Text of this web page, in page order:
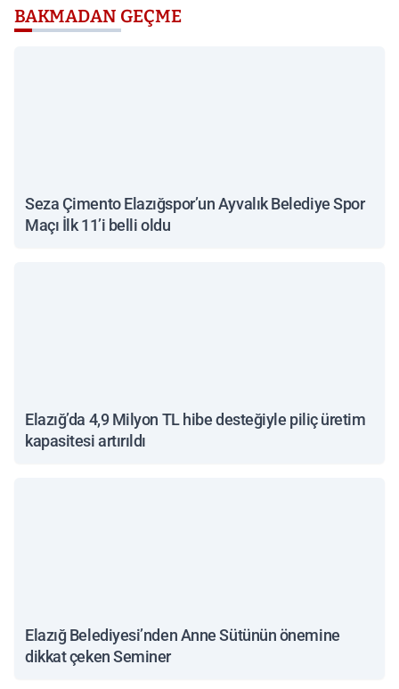
BAKMADAN GEÇME
Seza Çimento Elazığspor’un Ayvalık Belediye Spor
Maçı İlk 11’i belli oldu
Elazığ’da 4,9 Milyon TL hibe desteğiyle piliç üretim
kapasitesi artırıldı
Elazığ Belediyesi’nden Anne Sütünün önemine
dikkat çeken Seminer